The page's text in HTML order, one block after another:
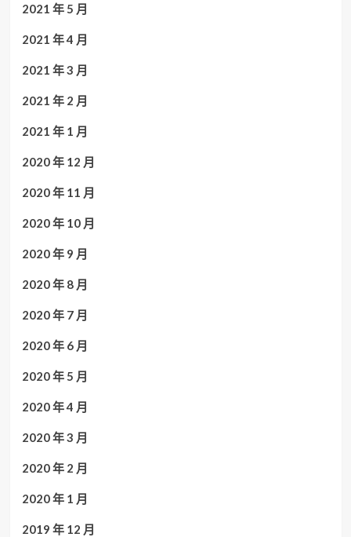
2021 年 5 月
2021 年 4 月
2021 年 3 月
2021 年 2 月
2021 年 1 月
2020 年 12 月
2020 年 11 月
2020 年 10 月
2020 年 9 月
2020 年 8 月
2020 年 7 月
2020 年 6 月
2020 年 5 月
2020 年 4 月
2020 年 3 月
2020 年 2 月
2020 年 1 月
2019 年 12 月